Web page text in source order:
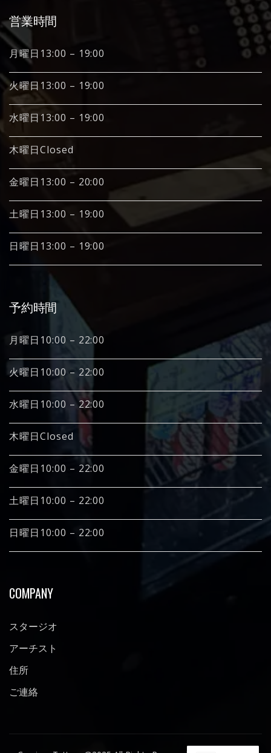
営業時間
月曜日13:00 – 19:00
火曜日13:00 – 19:00
水曜日13:00 – 19:00
木曜日Closed
金曜日13:00 – 20:00
土曜日13:00 – 19:00
日曜日13:00 – 19:00
予約時間
月曜日10:00 – 22:00
火曜日10:00 – 22:00
水曜日10:00 – 22:00
木曜日Closed
金曜日10:00 – 22:00
土曜日10:00 – 22:00
日曜日10:00 – 22:00
COMPANY
スタージオ
アーチスト
住所
ご連絡